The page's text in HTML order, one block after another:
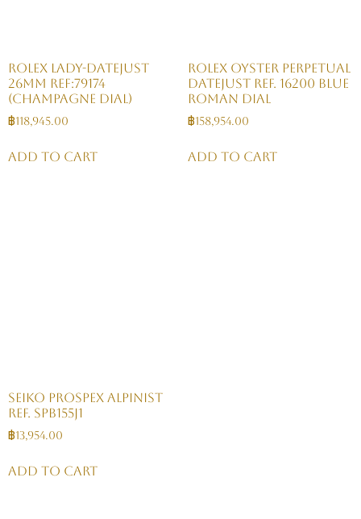
Rolex Lady-Datejust
26mm Ref:79174
(Champagne Dial)
฿118,945.00
Add to cart
Rolex Oyster Perpetual
Datejust Ref. 16200 Blue
Roman Dial
฿158,954.00
Add to cart
Seiko Prospex Alpinist
Ref. SPB155J1
฿13,954.00
Add to cart